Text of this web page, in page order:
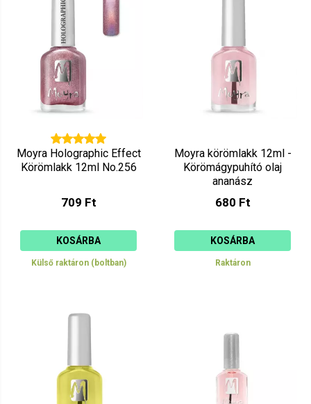
Moyra Holographic Effect
Körömlakk 12ml No.256
709 Ft
KOSÁRBA
Külső raktáron (boltban)
Moyra körömlakk 12ml -
Körömágypuhító olaj
ananász
680 Ft
KOSÁRBA
Raktáron